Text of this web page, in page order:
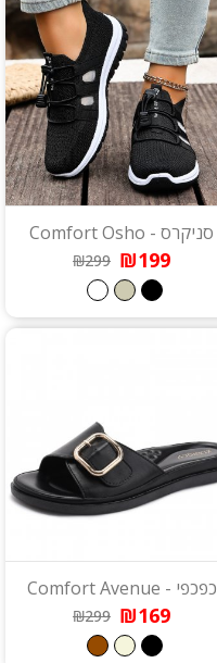
סניקרס - Comfort Osho
₪199
₪299
כפכפי - Comfort Avenue
₪169
₪299